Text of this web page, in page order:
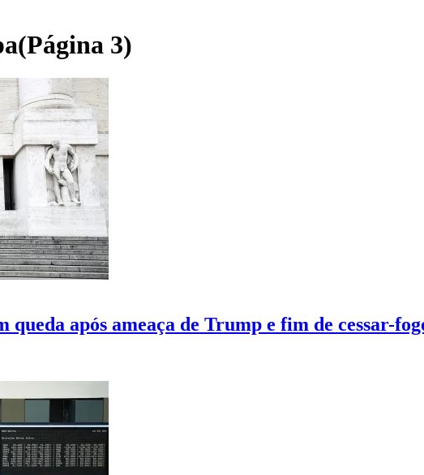
(Página 3)
queda após ameaça de Trump e fim de cessar-